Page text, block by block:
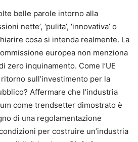
belle parole intorno alla
nette’, ‘pulita’, ‘innovativa’ o
cosa si intenda realmente. La
europea non menziona
zero inquinamento. Come l’UE
sull’investimento per la
Affermare che l’industria
come trendsetter dimostrato è
di una regolamentazione
per costruire un’industria